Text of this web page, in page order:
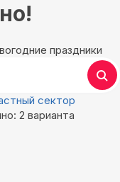
праздники
сектор
2 варианта